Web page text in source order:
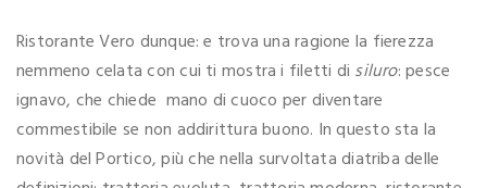
Ristorante Vero dunque: e trova una ragione la fierezza
nemmeno celata con cui ti mostra i filetti di siluro: pesce
ignavo, che chiede mano di cuoco per diventare
commestibile se non addirittura buono. In questo sta la
novità del Portico, più che nella survoltata diatriba delle